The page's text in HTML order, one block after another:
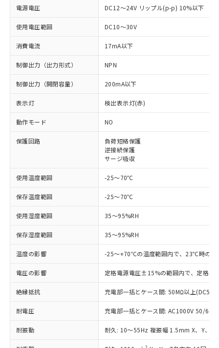
電源電圧 DC12～24V リップル(p-p) 10%以下
使用電圧範囲 DC10～30V
消費電流 17mA以下
制御出力（出力形式） NPN
制御出力（開閉容量） 200mA以下
表示灯 検出表示灯(赤)
動作モード NO
保護回路
負荷短絡保護
逆接続保護
サージ吸収
使用温度範囲 -25～70℃
保存温度範囲 -25～70℃
使用湿度範囲 35～95%RH
保存湿度範囲 35～95%RH
温度の影響 -25～+70℃の温度範囲内で、23℃時の
電圧の影響 定格電源電圧±15%の範囲内で、定格電
絶縁抵抗 充電部一括とケース間: 50MΩ以上
耐電圧 充電部一括とケース間: AC1000V 50/
耐振動 耐久: 10～55Hz 複振幅 1.5mm X、Y、Z
ご利用条件
以下の条件をお読みいただき、同意のうえ
ご利用ください。
本サービスは、当社制御機器事業取扱
商品の当社在庫状況および標準価格
(税抜)を提供させていただくもので
当社制御機器事業取扱商品の中には、
本サービスの対象外となる商品もある
ことをご了承ください。
在庫状況および標準価格照会結果は、
記載している更新日時点での社内デー
タに基づき作成されるものであり、閲
覧された時点での実際の在庫および標
対応済み：EU RoHS指令（10物質）の
非含有に対応した製品が提供可能な商品で
対応予定：EU RoHS指令（10物質）の非含
有に対応した製品に切り替える予定のある
対応予定なし：EU RoHS指令（10物質）の
非含有に非対応の商品で、対応品を出す予
定はありません。
非含有の対応状況を調査中または確認中の
商品です。
非該当品：ライセンス料など無形物で、有
害物質有無と関係のない商品です。
仕入先様の事情により、非含有部品として
いたものが、含有品と判明した場合などや
むを得ず変更することがあります。
*EU RoHS指令（10物質）：
鉛(Pb) 1000ppm以下、 水銀(Hg) 1000ppm以下、 カド
六価クロム(Cr(Ⅵ)) 1000ppm以下、ポリ臭化ビフェニル
※1 中国RoHS○×表
「○」：最大均質材料含有率が中国RoHSの
基準値以下であることを示します。
基準値を超えていることを示します。
「－」：未確認です。当社販売部門へお問
*中国RoHS10物質の基準値 (GB/T26572)：
Pb(鉛) :1000ppm、 Hg(水銀) : 1000ppm、 Cd(カドミウ
当社は、これら貴社製品のうち、外国
為替および外国貿易法に定める商品
（以下｢規制貨物等」という）を輸出
または国外への提供する場合は、日本
国政府の輸出許可(または役務取引許
可)を取得するなどの必要な手続きを